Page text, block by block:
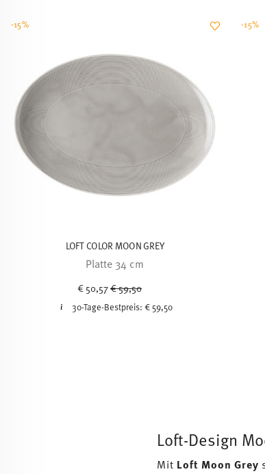
LOFT COLOR MOON GREY
Platte 34 cm
€ 50,57Price reduced from
€ 59,50
30-Tage-Bestpreis:€ 59,50
-15% -15%
Loft-Design
Mit Loft Moon Grey